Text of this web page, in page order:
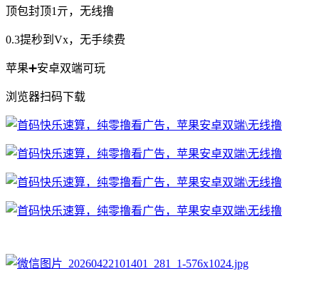
顶包封顶1亓，无线撸
0.3提秒到Vx，无手续费
苹果➕安卓双端可玩
浏览器扫码下载